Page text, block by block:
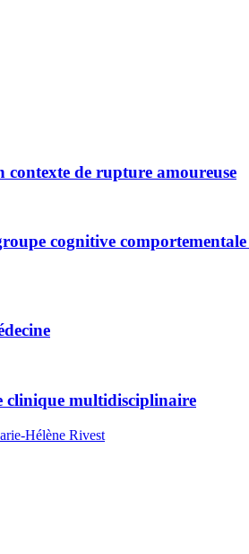
contexte de rupture amoureuse
cognitive
clinique multidisciplinaire
Hélène Rivest